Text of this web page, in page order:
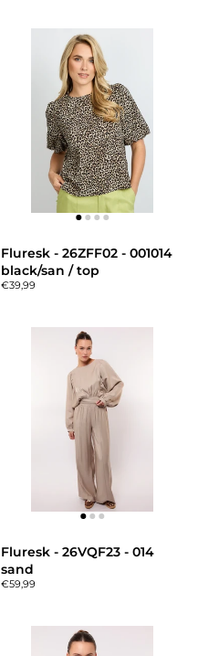
Fluresk - 26ZFF02 - 001014
black/san / top
€39,99
Fluresk - 26VQF23 - 014
sand
€59,99